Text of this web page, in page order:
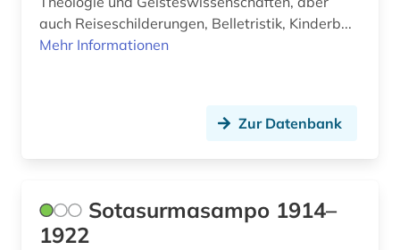
auch Reiseschilderungen, Belletristik, Kinderb...
Mehr Informationen
Zur Datenbank
Sotasurmasampo 1914–
1922